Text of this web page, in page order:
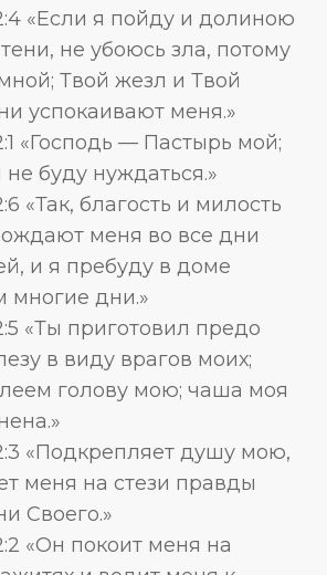
«Если я пойду и долиною
не убоюсь зла, потому
Твой жезл и Твой
успокаивают меня.»
«Господь — Пастырь мой;
буду нуждаться.»
«Так, благость и милость
меня во все дни
и я пребуду в доме
многие дни.»
«Ты приготовил предо
в виду врагов моих;
голову мою; чаша моя
«Подкрепляет душу мою,
меня на стези правды
Своего.»
«Он покоит меня на